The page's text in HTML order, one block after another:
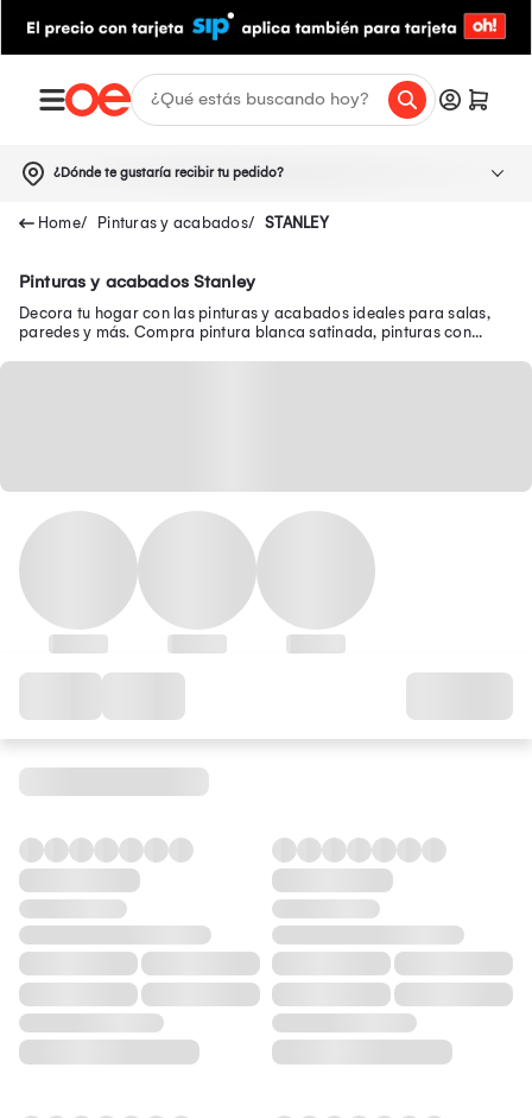
¿Dónde te gustaría recibir tu pedido?
Pinturas y acabados STANLEY
Pinturas y acabados Stanley
Decora tu hogar con las pinturas y acabados ideales para salas,
paredes y más. Compra pintura blanca satinada, pinturas con